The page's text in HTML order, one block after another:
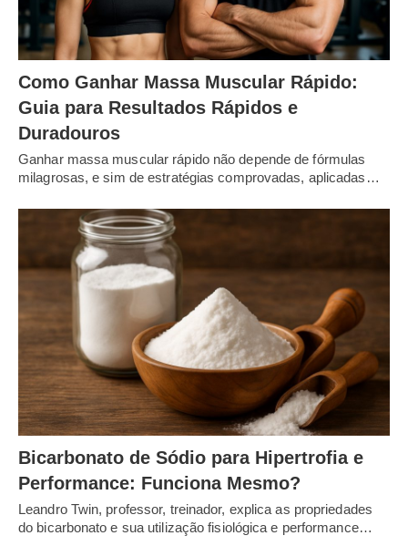
Como Ganhar Massa Muscular Rápido:
Guia para Resultados Rápidos e
Duradouros
Ganhar massa muscular rápido não depende de fórmulas
milagrosas, e sim de estratégias comprovadas, aplicadas…
Bicarbonato de Sódio para Hipertrofia e
Performance: Funciona Mesmo?
Leandro Twin, professor, treinador, explica as propriedades
do bicarbonato e sua utilização fisiológica e performance…